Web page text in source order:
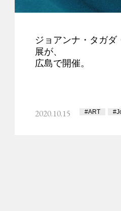
ジョアンナ・タガダ
展が、
広島で開催。
2020.10.15 #ART